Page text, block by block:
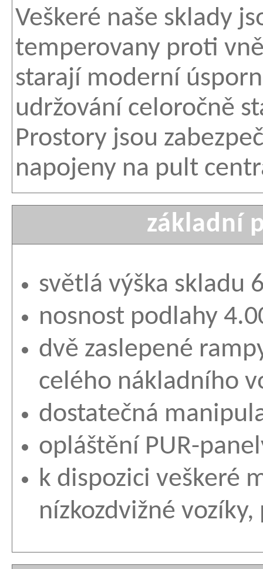
Veškeré naše sklady
temperovany proti
starají moderní
udržování celoročně
Prostory jsou
napojeny na pult
základní
světlá výška skladu
nosnost podlahy
dvě zaslepené
celého nákladního
dostatečná
opláštění PUR-
k dispozici veškeré
nízkozdvižné